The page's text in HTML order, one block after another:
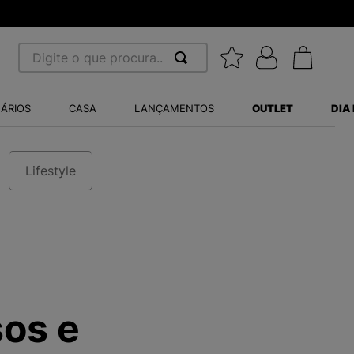
Digite o que procura...
CASA LANÇAMENTOS OUTLET DIA
Lifestyle
e
BALANCE 530